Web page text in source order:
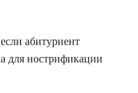
абитуриент
для нострификации